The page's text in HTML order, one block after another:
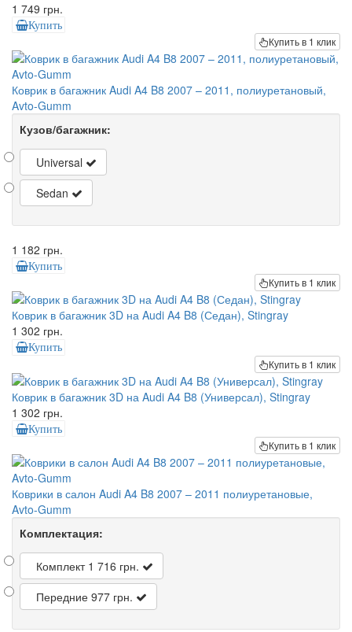
1 749 грн.
Купить
Купить в 1 клик
Коврик в багажник Audi A4 B8 2007 – 2011, полиуретановый,
Avto-Gumm
Кузов/багажник:
Universal
Sedan
1 182 грн.
Купить
Купить в 1 клик
Коврик в багажник 3D на Audi A4 B8 (Седан), Stingray
1 302 грн.
Купить
Купить в 1 клик
Коврик в багажник 3D на Audi A4 B8 (Универсал), Stingray
1 302 грн.
Купить
Купить в 1 клик
Коврики в салон Audi A4 B8 2007 – 2011 полиуретановые,
Avto-Gumm
Комплектация:
Комплект 1 716 грн.
Передние 977 грн.